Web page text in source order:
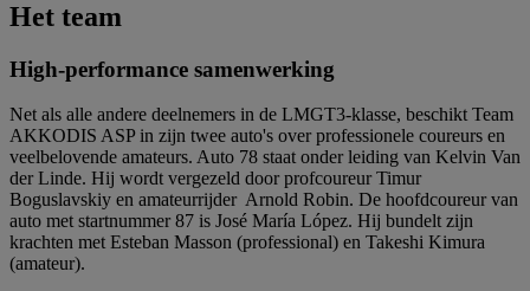
Het team
High-performance samenwerking
Net als alle andere deelnemers in de LMGT3-klasse, beschikt Team
AKKODIS ASP in zijn twee auto's over professionele coureurs en
veelbelovende amateurs. Auto 78 staat onder leiding van Kelvin Van
der Linde. Hij wordt vergezeld door profcoureur Timur
Boguslavskiy en amateurrijder Arnold Robin. De hoofdcoureur van
auto met startnummer 87 is José María López. Hij bundelt zijn
krachten met Esteban Masson (professional) en Takeshi Kimura
(amateur).